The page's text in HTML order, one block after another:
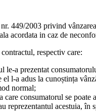
449/2003 privind
acordata in caz de
respectiv care:
a prezentat
l-a adus la cunoștința
normal;
consumatorul se
acestuia, în